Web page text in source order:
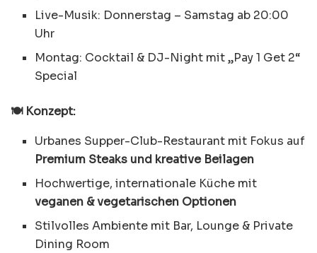
Live-Musik: Donnerstag – Samstag ab 20:00
Uhr
Montag: Cocktail & DJ-Night mit „Pay 1 Get 2“
Special
🍽️ Konzept:
Urbanes Supper-Club-Restaurant mit Fokus auf
Premium Steaks und kreative Beilagen
Hochwertige, internationale Küche mit
veganen & vegetarischen Optionen
Stilvolles Ambiente mit Bar, Lounge & Private
Dining Room